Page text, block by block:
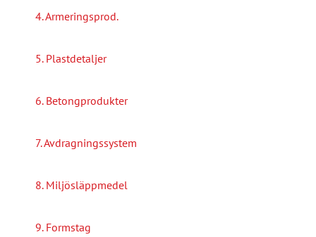
4. Armeringsprod.
5. Plastdetaljer
6. Betongprodukter
7. Avdragningssystem
8. Miljösläppmedel
9. Formstag